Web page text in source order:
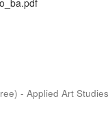
- Applied Art